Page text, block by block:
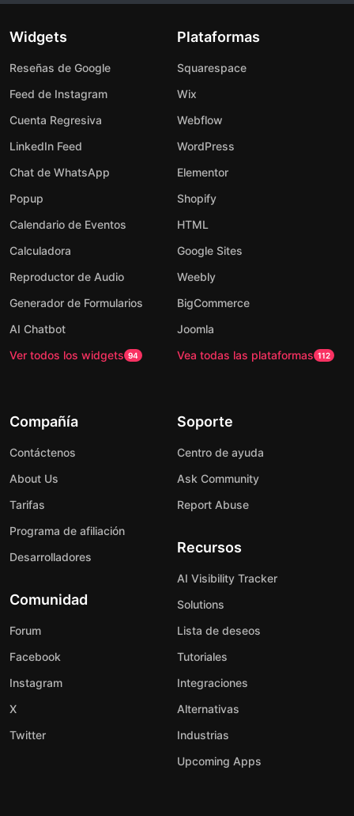
Widgets
Reseñas de Google
Feed de Instagram
Cuenta Regresiva
LinkedIn Feed
Chat de WhatsApp
Popup
Calendario de Eventos
Calculadora
Reproductor de Audio
Generador de Formularios
AI Chatbot
Ver todos los widgets 94
Plataformas
Squarespace
Wix
Webflow
WordPress
Elementor
Shopify
HTML
Google Sites
Weebly
BigCommerce
Joomla
Vea todas las plataformas 112
Compañía
Contáctenos
About Us
Tarifas
Programa de afiliación
Desarrolladores
Comunidad
Forum
Facebook
Instagram
X
Twitter
Soporte
Centro de ayuda
Ask Community
Report Abuse
Recursos
AI Visibility Tracker
Solutions
Lista de deseos
Tutoriales
Integraciones
Alternativas
Industrias
Upcoming Apps